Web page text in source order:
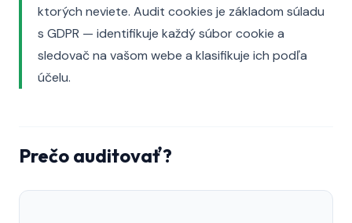
ktorých neviete. Audit cookies je základom súladu
s GDPR — identifikuje každý súbor cookie a
sledovač na vašom webe a klasifikuje ich podľa
účelu.
Prečo auditovať?